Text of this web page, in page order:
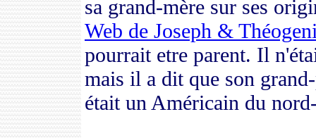
sa grand-mère sur ses
Web de Joseph &
pourrait etre parent. Il
mais il a dit que son
était un Américain du